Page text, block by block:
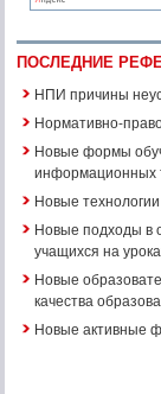
ПОСЛЕДНИЕ
НПИ причины
Нормативно-
Новые формы
информационных
Новые
Новые подходы в
учащихся на
Новые
качества
Новые активные